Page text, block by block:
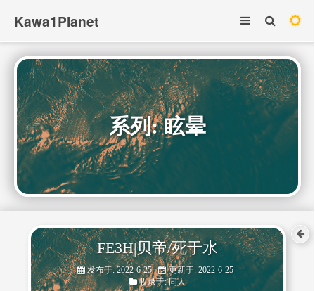
Kawa1Planet
系列: 眩晕
FE3H|贝帝/死于水
发布于: 2022-6-25
更新于: 2022-6-25
收录于:同人